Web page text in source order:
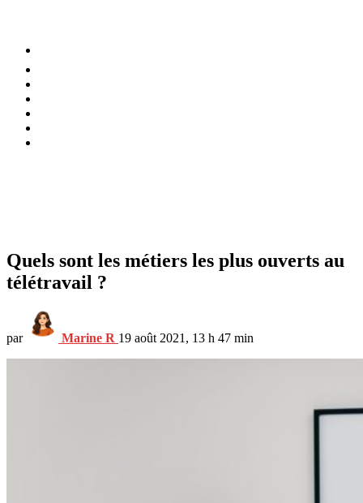
Quels sont les métiers les plus ouverts au
télétravail ?
par Marine R 19 août 2021, 13 h 47 min